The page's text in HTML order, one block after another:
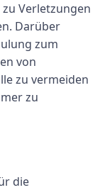
Verletzungen
Darüber
zum
von
zu vermeiden
zu
die